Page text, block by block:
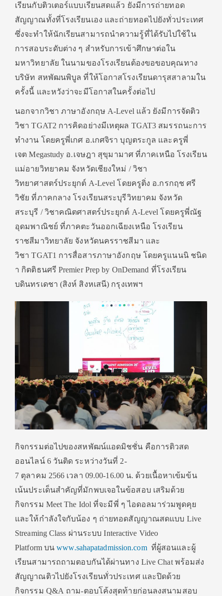
เรียนกับติวเตอร์แบบเรียนสดแล้ว ยังมีการถ่ายทอด
สัญญาณทั้งที่โรงเรียนเอง และถ่ายทอดไปยังทั่วประเทศ
ซึ่งจะทำให้นักเรียนสามารถนำความรู้ที่ได้รับไปใช้ใน
การสอบระดับต่าง ๆ สำหรับการเข้าศึกษาต่อใน
มหาวิทยาลัย ในนามของโรงเรียนต้องขอขอบคุณทาง
บริษัท สหพัฒนพิบูล ที่ให้โอกาสโรงเรียนดารุสสาลามใน
ครั้งนี้ และหวังว่าจะมีโอกาสในครั้งต่อไป
นอกจากวิชา ภาษาอังกฤษ A-Level แล้ว ยังมีการจัดติว
วิชา TGAT2 การคิดอย่างมีเหตุผล TGAT3 สมรรถนะการ
ทำงาน โดยครูพี่เกศ อ.เกศจิรา บุญตระกูล และครูพี่
เจต Megastudy อ.เจษฎา สุขุมามาศ ที่ภาคเหนือ โรงเรียน
แม่อายวิทยาคม จังหวัดเชียงใหม่ / วิชา
วิทยาศาสตร์ประยุกต์ A-Level โดยครูติ่ง อ.กรกฤช ศรี
วิชัย ที่ภาคกลาง โรงเรียนสระบุรีวิทยาคม จังหวัด
สระบุรี / วิชาคณิตศาสตร์ประยุกต์ A-Level โดยครูพี่ณัฐ
อุดมพาณิชย์ ที่ภาคตะวันออกเฉียงเหนือ โรงเรียน
ราชสีมาวิทยาลัย จังหวัดนครราชสีมา และ
วิชา TGAT1 การสื่อสารภาษาอังกฤษ โดยครูแนนนิ ชนิด
า กิตติธนศรี Premier Prep by OnDemand ที่โรงเรียน
บดินทรเดชา (สิงห์ สิงหเสนี) กรุงเทพฯ
กิจกรรมต่อไปของสหพัฒน์แอดมิชชั่น คือการติวสด
ออนไลน์ 6 วันติด ระหว่างวันที่ 2-
7 ตุลาคม 2566 เวลา 09.00-16.00 น. ด้วยเนื้อหาเข้มข้น
เน้นประเด็นสำคัญที่มักพบเจอในข้อสอบ เสริมด้วย
กิจกรรม Meet The Idol ที่จะมีพี่ ๆ ไอดอลมาร่วมพูดคุย
และให้กำลังใจกับน้อง ๆ ถ่ายทอดสัญญาณสดแบบ Live
Streaming Class ผ่านระบบ Interactive Video
Platform บนwww.sahapatadmission.comที่ผู้สอนและผู้
เรียนสามารถถามตอบกันได้ผ่านทาง Live Chat พร้อมส่ง
สัญญาณติวไปยังโรงเรียนทั่วประเทศ และปิดด้วย
กิจกรรม Q&A ถาม-ตอบโค้งสุดท้ายก่อนลงสนามสอบ